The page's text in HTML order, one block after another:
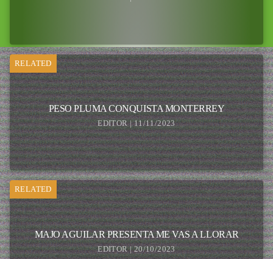
RELATED
PESO PLUMA CONQUISTA MONTERREY
EDITOR | 11/11/2023
RELATED
MAJO AGUILAR PRESENTA ME VAS A LLORAR
EDITOR | 20/10/2023